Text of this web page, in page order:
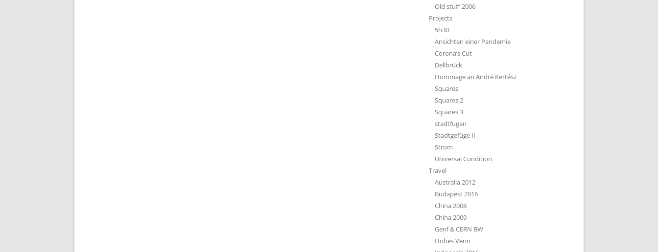
Old stuff 2006
Projects
5h30
Ansichten einer Pandemie
Corona’s Cut
Dellbrück
Hommage an André Kertész
Squares
Squares 2
Squares 3
stadtfugen
Stadtgefüge II
Strom
Universal Condition
Travel
Australia 2012
Budapest 2016
China 2008
China 2009
Genf & CERN BW
Hohes Venn